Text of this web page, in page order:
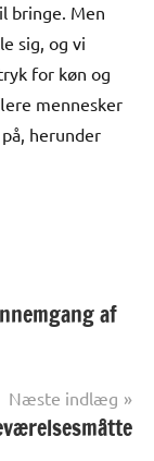
bringe. Men
sig, og vi
for køn og
mennesker
herunder
af
Næste indlæg